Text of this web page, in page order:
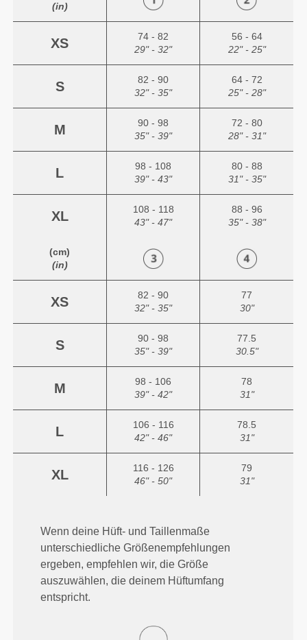
(in)
XS
74 - 82
29" - 32"
56 - 64
22" - 25"
S
82 - 90
32" - 35"
64 - 72
25" - 28"
M
90 - 98
35" - 39"
72 - 80
28" - 31"
L
98 - 108
39" - 43"
80 - 88
31" - 35"
XL
108 - 118
43" - 47"
88 - 96
35" - 38"
(cm)
(in)
XS
82 - 90
32" - 35"
77
30"
S
90 - 98
35" - 39"
77.5
30.5"
M
98 - 106
39" - 42"
78
31"
L
106 - 116
42" - 46"
78.5
31"
XL
116 - 126
46" - 50"
79
31"
Wenn deine Hüft- und Taillenmaße
unterschiedliche Größenempfehlungen
ergeben, empfehlen wir, die Größe
auszuwählen, die deinem Hüftumfang
entspricht.